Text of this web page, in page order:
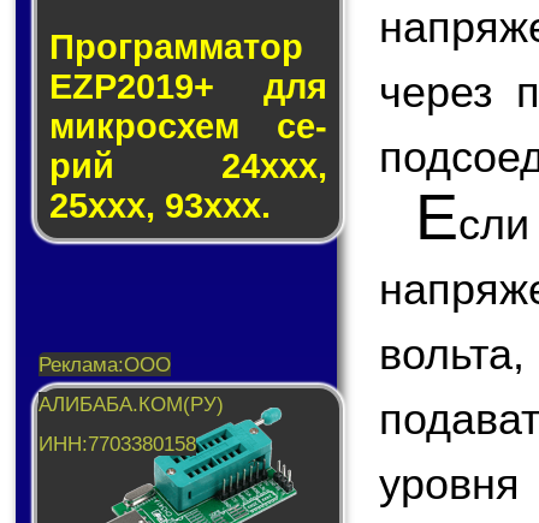
Программатор
EZP2019+ для
мик­ро­схем се­
рий 24ххх,
25ххх, 93ххх.
через
Е